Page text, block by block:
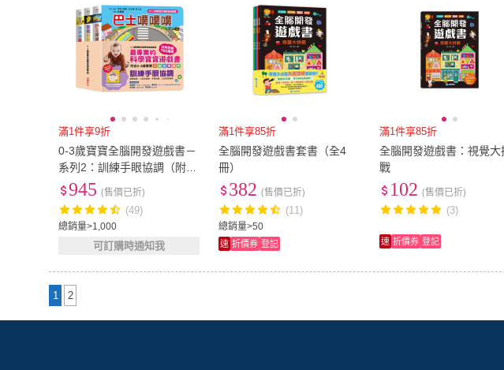
滿1件享9折
0-3歲寶寶全腦開發遊戲書－
系列2：訓練手眼協調（附贈
導讀學習手冊）-注音版
總銷量>1,000
945 (售價已折)
(49)
可訂購時通知我
滿1件享85折
全腦開發遊戲書套書（全4
冊）
總銷量>50
382 (售價已折)
(11)
速 折價券 登記
滿1件享85折
全腦開發遊戲書：視覺大
戰
102 (售價已折)
(3)
速 折價券 登記
1 2